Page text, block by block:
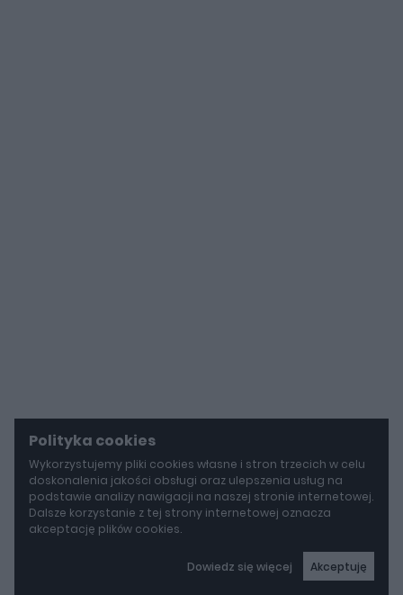
Polityka cookies
Wykorzystujemy pliki cookies własne i stron trzecich w celu
doskonalenia jakości obsługi oraz ulepszenia usług na
podstawie analizy nawigacji na naszej stronie internetowej.
Dalsze korzystanie z tej strony internetowej oznacza
akceptację plików cookies.
Dowiedz się więcej Akceptuję